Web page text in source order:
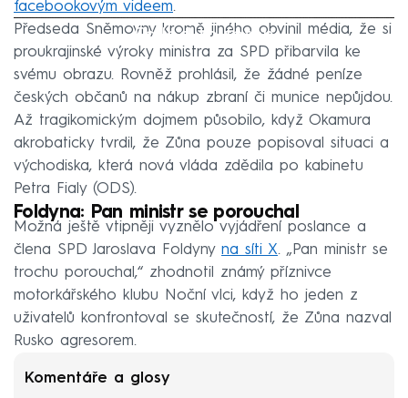
facebookovým videem.
Failed to fetch
Předseda Sněmovny kromě jiného obvinil média, že si
proukrajinské výroky ministra za SPD přibarvila ke
svému obrazu. Rovněž prohlásil, že žádné peníze
českých občanů na nákup zbraní či munice nepůjdou.
Až tragikomickým dojmem působilo, když Okamura
akrobaticky tvrdil, že Zůna pouze popisoval situaci a
východiska, která nová vláda zdědila po kabinetu
Petra Fialy (ODS).
Foldyna: Pan ministr se porouchal
Možná ještě vtipněji vyznělo vyjádření poslance a
člena SPD Jaroslava Foldyny na síti X. „Pan ministr se
trochu porouchal,“ zhodnotil známý příznivce
motorkářského klubu Noční vlci, když ho jeden z
uživatelů konfrontoval se skutečností, že Zůna nazval
Rusko agresorem.
Komentáře a glosy